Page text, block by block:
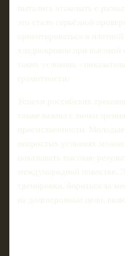
пытались атаковать с
это стало серьёзной
ориентироваться в
хладнокровие при высокой
таких условиях -
грамотности.
Успехи российских
также важны с точки
преемственности.
непростых условиях можно
показывать высокие
международной повестке.
тренировки, бороться за
на долгосрочные цели,